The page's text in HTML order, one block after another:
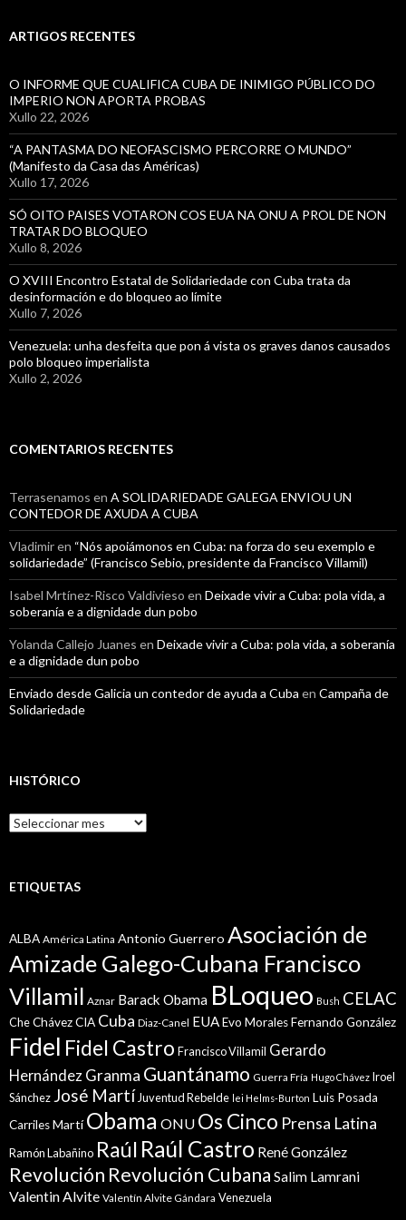
ARTIGOS RECENTES
O INFORME QUE CUALIFICA CUBA DE INIMIGO PÚBLICO DO
IMPERIO NON APORTA PROBAS
Xullo 22, 2026
“A PANTASMA DO NEOFASCISMO PERCORRE O MUNDO”
(Manifesto da Casa das Américas)
Xullo 17, 2026
SÓ OITO PAISES VOTARON COS EUA NA ONU A PROL DE NON
TRATAR DO BLOQUEO
Xullo 8, 2026
O XVIII Encontro Estatal de Solidariedade con Cuba trata da
desinformación e do bloqueo ao límite
Xullo 7, 2026
Venezuela: unha desfeita que pon á vista os graves danos causados
polo bloqueo imperialista
Xullo 2, 2026
COMENTARIOS RECENTES
Terrasenamos en A SOLIDARIEDADE GALEGA ENVIOU UN
CONTEDOR DE AXUDA A CUBA
Vladimiren “Nós apoiámonos en Cuba: na forza do seu exemplo e
solidariedade” (Francisco Sebio, presidente da Francisco Villamil)
Isabel Mrtínez-Risco Valdivieso en Deixade vivir a Cuba: pola vida, a
soberanía e a dignidade dun pobo
Yolanda Callejo Juanes en Deixade vivir a Cuba: pola vida, a soberanía
e a dignidade dun pobo
Enviado desde Galicia un contedor de ayuda a Cuba en Campaña de
Solidariedade
HISTÓRICO
Histórico
ETIQUETAS
ALBA América Latina Antonio Guerrero Asociación de
Amizade Galego-Cubana Francisco
Villamil Aznar Barack Obama BLoqueo Bush CELAC
CheChávezCIA Cuba Diaz-Canel EUAEvo MoralesFernando González
Fidel Fidel Castro Francisco Villamil Gerardo
Hernández Granma Guantánamo Guerra Fría Hugo Chávez Iroel
Sánchez José Martí Juventud Rebelde lei Helms-Burton Luis Posada
CarrilesMartí Obama ONU Os Cinco Prensa Latina
Ramón Labañino Raúl Raúl Castro René González
Revolución Revolución Cubana Salim Lamrani
Valentin Alvite Valentín Alvite Gándara Venezuela